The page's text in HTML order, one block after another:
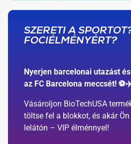
SZERETI A
FOCIÉLMÉNYÉRT?
Nyerjen barcelonai utazást
az FC Barcelona meccsét!
Vásároljon BioTechUSA
töltse fel a blokkot, és akár
lelátón – VIP élménnyel!